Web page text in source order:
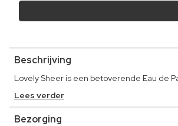
Beschrijving
Lovely Sheer is een betoverende Eau de
Lees verder
Bezorging